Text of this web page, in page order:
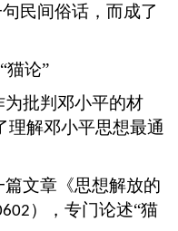
民间俗话，而成了
“猫论”
批判邓小平的材
理解邓小平思想最通
文章《思想解放的
），专门论述“猫